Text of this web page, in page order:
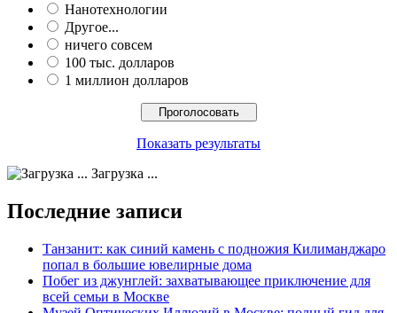
Нанотехнологии
Другое...
ничего совсем
100 тыс. долларов
1 миллион долларов
Показать результаты
Загрузка ...
Последние записи
Танзанит: как синий камень с подножия Килиманджаро
попал в большие ювелирные дома
Побег из джунглей: захватывающее приключение для
всей семьи в Москве